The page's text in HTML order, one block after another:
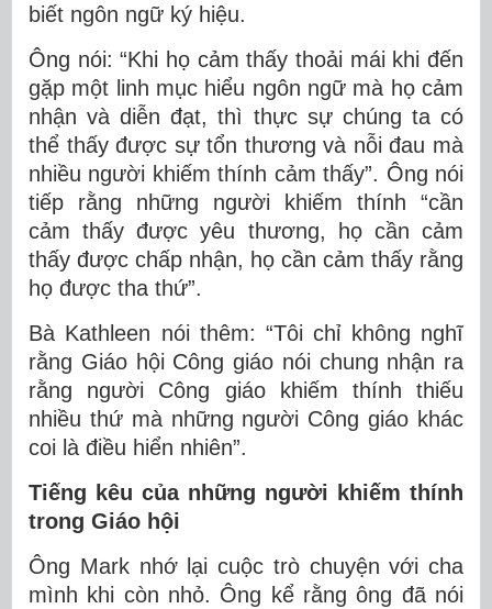
biết ngôn ngữ ký hiệu.
Ông nói: “Khi họ cảm thấy thoải mái khi đến
gặp một linh mục hiểu ngôn ngữ mà họ cảm
nhận và diễn đạt, thì thực sự chúng ta có
thể thấy được sự tổn thương và nỗi đau mà
nhiều người khiếm thính cảm thấy”. Ông nói
tiếp rằng những người khiếm thính “cần
cảm thấy được yêu thương, họ cần cảm
thấy được chấp nhận, họ cần cảm thấy rằng
họ được tha thứ”.
Bà Kathleen nói thêm: “Tôi chỉ không nghĩ
rằng Giáo hội Công giáo nói chung nhận ra
rằng người Công giáo khiếm thính thiếu
nhiều thứ mà những người Công giáo khác
coi là điều hiển nhiên”.
Tiếng kêu của những người khiếm thính
trong Giáo hội
Ông Mark nhớ lại cuộc trò chuyện với cha
mình khi còn nhỏ. Ông kể rằng ông đã nói